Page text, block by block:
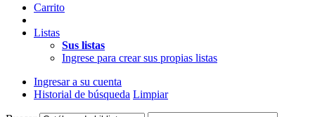
Carrito
Listas
Sus listas
Ingrese para crear sus propias listas
Ingresar a su cuenta
Historial de búsqueda Limpiar